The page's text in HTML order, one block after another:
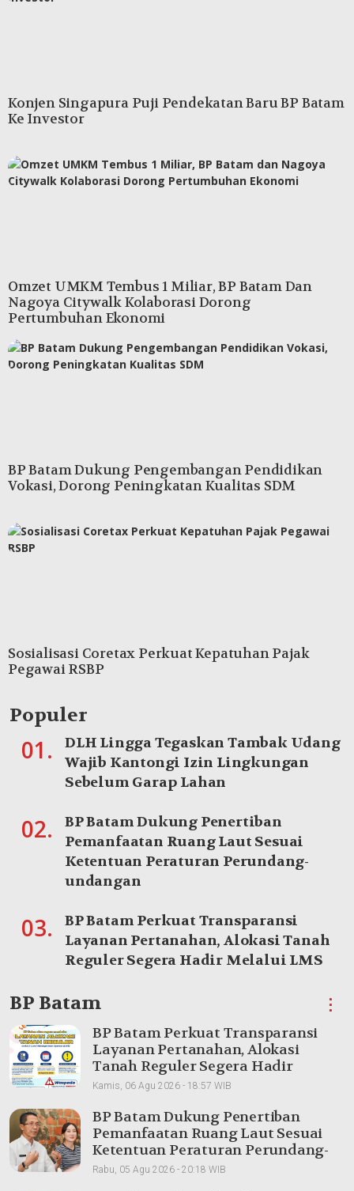
Konjen Singapura Puji Pendekatan Baru BP Batam
Ke Investor
Omzet UMKM Tembus 1 Miliar, BP Batam Dan
Nagoya Citywalk Kolaborasi Dorong
Pertumbuhan Ekonomi
BP Batam Dukung Pengembangan Pendidikan
Vokasi, Dorong Peningkatan Kualitas SDM
Sosialisasi Coretax Perkuat Kepatuhan Pajak
Pegawai RSBP
Populer
01.
DLH Lingga Tegaskan Tambak Udang
Wajib Kantongi Izin Lingkungan
Sebelum Garap Lahan
02.
BP Batam Dukung Penertiban
Pemanfaatan Ruang Laut Sesuai
Ketentuan Peraturan Perundang-
undangan
03.
BP Batam Perkuat Transparansi
Layanan Pertanahan, Alokasi Tanah
Reguler Segera Hadir Melalui LMS
BP Batam ⋮
BP Batam Perkuat Transparansi
Layanan Pertanahan, Alokasi
Tanah Reguler Segera Hadir
Melalui LMS
Kamis, 06 Agu 2026 - 18:57 WIB
BP Batam Dukung Penertiban
Pemanfaatan Ruang Laut Sesuai
Ketentuan Peraturan Perundang-
undangan
Rabu, 05 Agu 2026 - 20:18 WIB